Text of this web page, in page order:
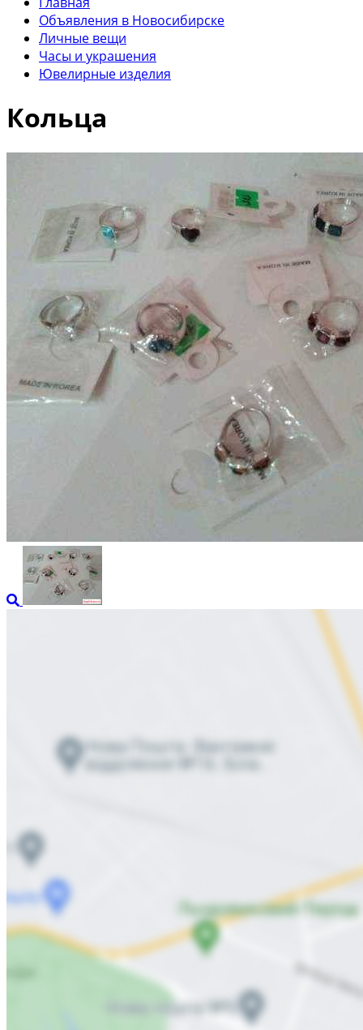
Объявления в Новосибирске
Личные вещи
Часы и украшения
Ювелирные изделия
Кольца